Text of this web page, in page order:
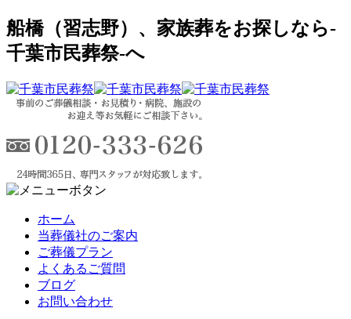
船橋（習志野）、家族葬をお探しなら-
千葉市民葬祭-へ
ホーム
当葬儀社のご案内
ご葬儀プラン
よくあるご質問
ブログ
お問い合わせ